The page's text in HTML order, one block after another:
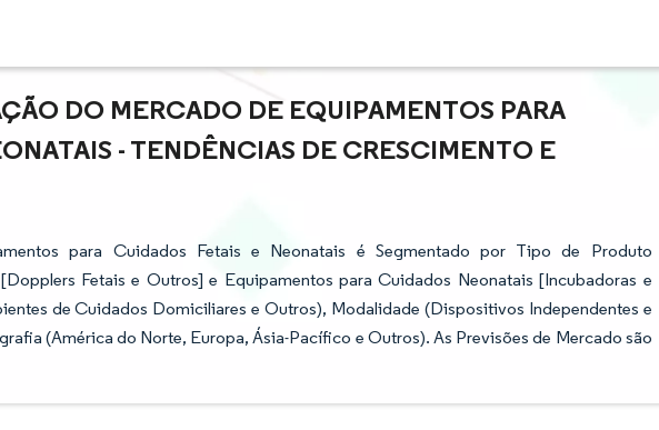
DO MERCADO DE EQUIPAMENTOS PARA
- TENDÊNCIAS DE CRESCIMENTO E
para Cuidados Fetais e Neonatais é Segmentado por Tipo de Produto
Fetais e Outros] e Equipamentos para Cuidados Neonatais [Incubadoras e
de Cuidados Domiciliares e Outros), Modalidade (Dispositivos Independentes e
(América do Norte, Europa, Ásia-Pacífico e Outros). As Previsões de Mercado são